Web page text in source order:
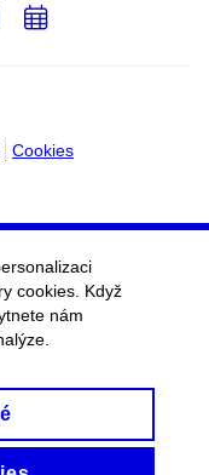
Cookies
Přidat
cookies. Když
nám